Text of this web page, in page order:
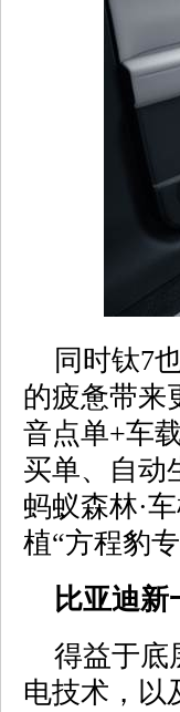
同时钛7
的疲惫带来
音点单+车
买单、自动
蚂蚁森林·
植“方程豹
比亚迪
得益于底
电技术，以